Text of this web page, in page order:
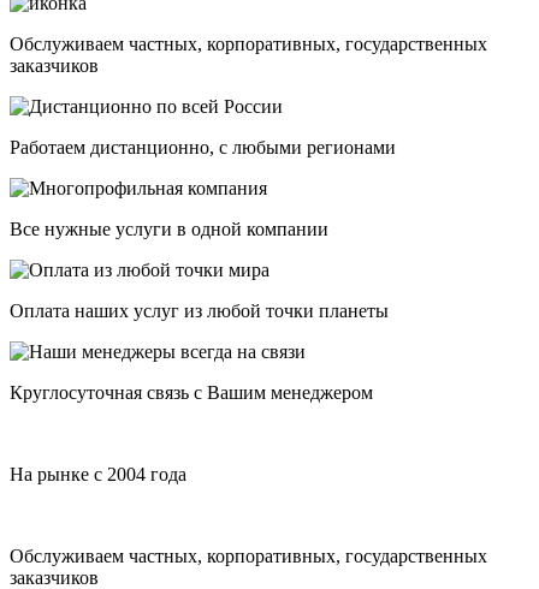
Обслуживаем частных, корпоративных, государственных
заказчиков
Работаем дистанционно, с любыми регионами
Все нужные услуги в одной компании
Оплата наших услуг из любой точки планеты
Круглосуточная связь с Вашим менеджером
На рынке с 2004 года
Обслуживаем частных, корпоративных, государственных
заказчиков